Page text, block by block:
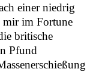
einer niedrig
mir im Fortune
britische
Pfund